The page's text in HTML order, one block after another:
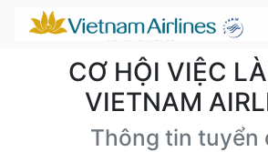
CƠ HỘI VIỆC
VIETNAM
Thông tin tuyển